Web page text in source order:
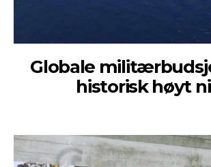
Globale
historisk høyt